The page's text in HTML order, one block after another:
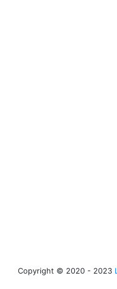
Copyright © 2020 - 2023